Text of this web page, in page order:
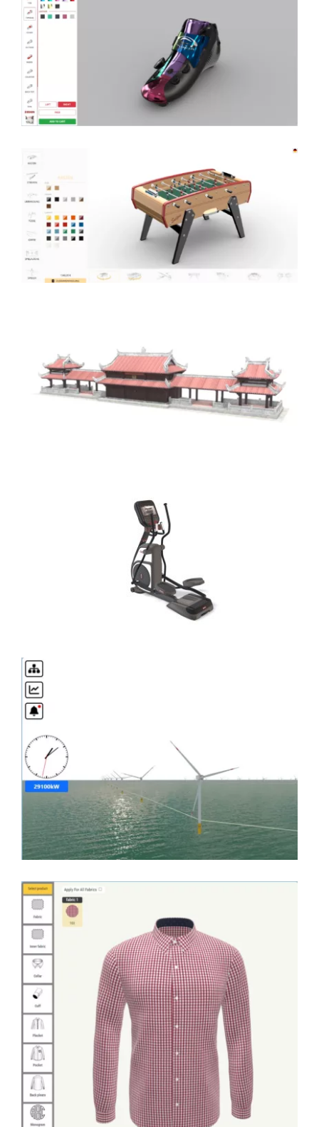
Custom Shoe Skate
Table Foosball AR
Trình chiếu 3D Mapping
“Khát Vọng Hòa Bình”, Quảng
Cross trainer mô hình 3D
Windfarm Digital Twin
Ash Custom Tailor – Trình cấu
hình áo sơ mi với khả năng
tùy chỉnh đa dạng